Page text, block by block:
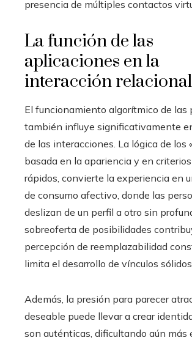
presencia de múltiples contactos
La función de las
aplicaciones en la
interacción relacional
El funcionamiento algorítmico de las
también influye significativamente
de las interacciones. La lógica de los
basada en la apariencia y en
rápidos, convierte la experiencia en
de consumo afectivo, donde las
deslizan de un perfil a otro sin
sobreoferta de posibilidades
percepción de reemplazabilidad
limita el desarrollo de vínculos sólidos.
Además, la presión para parecer
deseable puede llevar a crear
son auténticas, dificultando aún más